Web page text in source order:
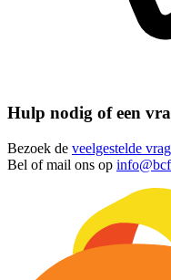
Hulp nodig of een
Bezoek de veelgestelde
Bel of mail ons op